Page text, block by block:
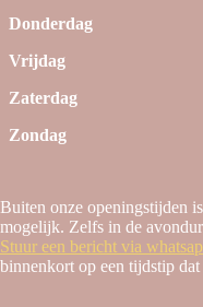
Donderdag
Vrijdag
Zaterdag
Zondag
Buiten onze openingstijden
mogelijk. Zelfs in de
Stuur een bericht via
binnenkort op een tijdstip